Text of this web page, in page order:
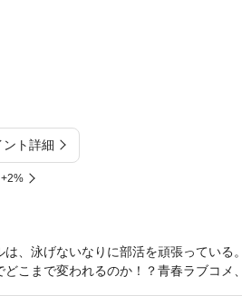
ント詳細
、泳げないなりに部活を頑張っている
こまで変われるのか！？青春ラブコメ